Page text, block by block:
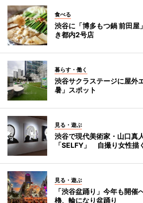
食べる
渋谷に「博多もつ鍋 前田
き都内2号店
暮らす・働く
渋谷サクラステージに屋外
暑」スポット
見る・遊ぶ
渋谷で現代美術家・山口真
「SELFY」 自撮り女性描
見る・遊ぶ
「渋谷盆踊り」今年も開
櫓、輪になり盆踊り